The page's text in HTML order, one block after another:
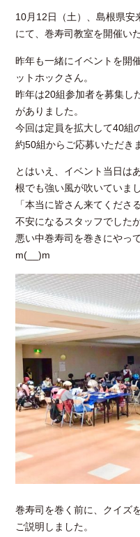
10月12日（土）、島根県安
にて、巻寿司教室を開催い
昨年も一緒にイベントを開
ットホックさん。
昨年は20組参加者を募集し
がありました。
今回は定員を拡大して40組
約50組からご応募いただき
とはいえ、イベント当日は
根でも強い風が吹いていまし
「本当に皆さん来てくださ
不安になるスタッフでした
悪い中巻寿司を巻きにやっ
m(__)m
巻寿司を巻く前に、クイズ
ご説明しました。